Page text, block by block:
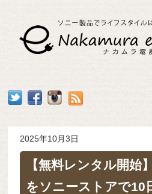
2025年10月3日
【無料レンタル開始
をソニーストアで10